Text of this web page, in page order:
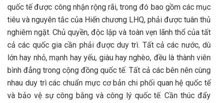
quốc tế được công nhận rộng rãi, trong đó bao gồm các mục
tiêu và nguyên tắc của Hiến chương LHQ, phải được tuân thủ
nghiêm ngặt. Chủ quyền, độc lập và toàn vẹn lãnh thổ của tất
cả các quốc gia cần phải được duy trì. Tất cả các nước, dù
lớn hay nhỏ, mạnh hay yếu, giàu hay nghèo, đều là thành viên
bình đẳng trong cộng đồng quốc tế. Tất cả các bên nên cùng
nhau duy trì các chuẩn mực cơ bản chi phối quan hệ quốc tế
và bảo vệ sự công bằng và công lý quốc tế. Cần thúc đẩy